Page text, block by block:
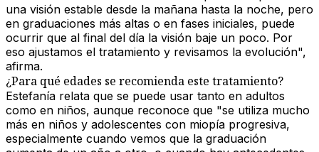
una visión estable desde la mañana hasta la noche, pero
en graduaciones más altas o en fases iniciales, puede
ocurrir que al final del día la visión baje un poco. Por
eso ajustamos el tratamiento y revisamos la evolución",
afirma.
¿Para qué edades se recomienda este tratamiento?
Estefanía relata que se puede usar tanto en adultos
como en niños, aunque reconoce que "se utiliza mucho
más en niños y adolescentes con miopía progresiva,
especialmente cuando vemos que la graduación